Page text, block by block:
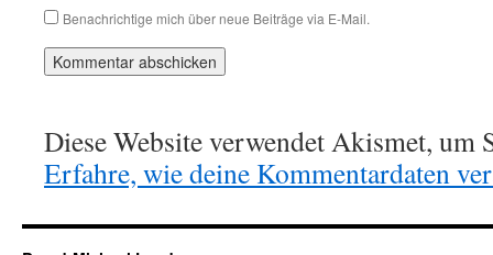
Benachrichtige mich über neue Beiträge via E-Mail.
Diese Website verwendet Akismet, um
Erfahre, wie deine Kommentardaten